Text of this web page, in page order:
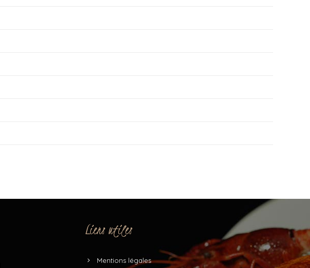
Liens utiles
Mentions légales